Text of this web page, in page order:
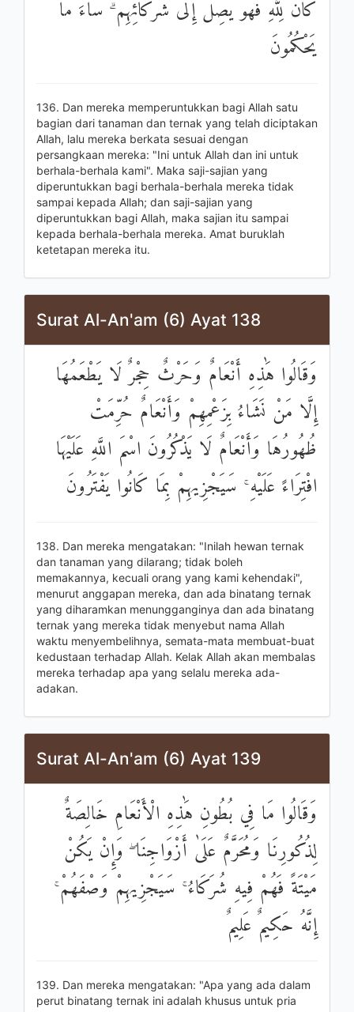
كَانَ لِلَّهِ فَهُوَ يَصِلُ إِلَىٰ شُرَكَائِهِمْ ۗ سَاءَ مَا
يَحْكُمُونَ
136. Dan mereka memperuntukkan bagi Allah satu
bagian dari tanaman dan ternak yang telah diciptakan
Allah, lalu mereka berkata sesuai dengan
persangkaan mereka: "Ini untuk Allah dan ini untuk
berhala-berhala kami". Maka saji-sajian yang
diperuntukkan bagi berhala-berhala mereka tidak
sampai kepada Allah; dan saji-sajian yang
diperuntukkan bagi Allah, maka sajian itu sampai
kepada berhala-berhala mereka. Amat buruklah
ketetapan mereka itu.
Surat Al-An'am (6) Ayat 138
وَقَالُوا هَٰذِهِ أَنْعَامٌ وَحَرْثٌ حِجْرٌ لَا يَطْعَمُهَا
إِلَّا مَنْ نَشَاءُ بِزَعْمِهِمْ وَأَنْعَامٌ حُرِّمَتْ
ظُهُورُهَا وَأَنْعَامٌ لَا يَذْكُرُونَ اسْمَ اللَّهِ عَلَيْهَا
افْتِرَاءً عَلَيْهِ ۚ سَيَجْزِيهِمْ بِمَا كَانُوا يَفْتَرُونَ
138. Dan mereka mengatakan: "Inilah hewan ternak
dan tanaman yang dilarang; tidak boleh
memakannya, kecuali orang yang kami kehendaki",
menurut anggapan mereka, dan ada binatang ternak
yang diharamkan menungganginya dan ada binatang
ternak yang mereka tidak menyebut nama Allah
waktu menyembelihnya, semata-mata membuat-buat
kedustaan terhadap Allah. Kelak Allah akan membalas
mereka terhadap apa yang selalu mereka ada-
adakan.
Surat Al-An'am (6) Ayat 139
وَقَالُوا مَا فِي بُطُونِ هَٰذِهِ الْأَنْعَامِ خَالِصَةٌ
لِذُكُورِنَا وَمُحَرَّمٌ عَلَىٰ أَزْوَاجِنَا ۖ وَإِنْ يَكُنْ
مَيْتَةً فَهُمْ فِيهِ شُرَكَاءُ ۚ سَيَجْزِيهِمْ وَصْفَهُمْ ۚ
إِنَّهُ حَكِيمٌ عَلِيمٌ
139. Dan mereka mengatakan: "Apa yang ada dalam
perut binatang ternak ini adalah khusus untuk pria